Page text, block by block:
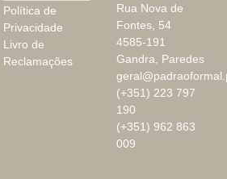
Política de
Privacidade
Livro de
Reclamações
Rua Nova de
Fontes, 54
4585-191
Gandra, Paredes
(+351) 223 797
190
(+351) 962 863
009